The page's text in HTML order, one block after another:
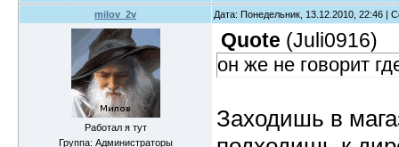
milov_2v Дата: Понедельник, 13.12.2010, 22:46 |
Работал я тут
Группа: Администраторы
Quote (Juli0916)
он же не говорит
Заходишь в